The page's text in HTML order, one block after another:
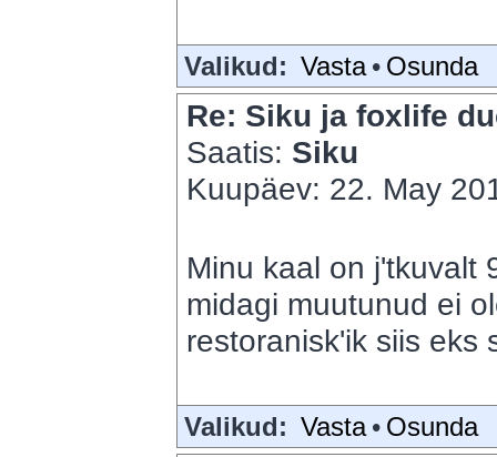
Valikud: Vasta • Osunda
Re: Siku ja foxlife
Saatis: Siku
Kuupäev: 22. May
Minu kaal on j'tkuvalt
midagi muutunud ei
restoranisk'ik siis eks
Valikud: Vasta • Osunda